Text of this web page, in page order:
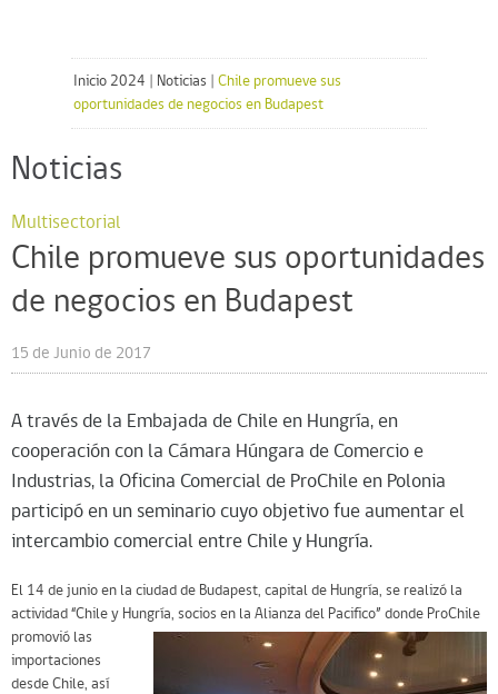
Inicio 2024 Noticias
Chile promueve sus
oportunidades de negocios en Budapest
Noticias
Multisectorial
Chile promueve sus oportunidades
de negocios en Budapest
15 de Junio de 2017
A través de la Embajada de Chile en Hungría, en
cooperación con la Cámara Húngara de Comercio e
Industrias, la Oficina Comercial de ProChile en Polonia
participó en un seminario cuyo objetivo fue aumentar el
intercambio comercial entre Chile y Hungría.
El 14 de junio en la ciudad de Budapest, capital de Hungría, se realizó la
actividad “Chile y Hungría, socios en la Alianza del Pacifico” donde ProChile
promovió las
importaciones
desde Chile, así